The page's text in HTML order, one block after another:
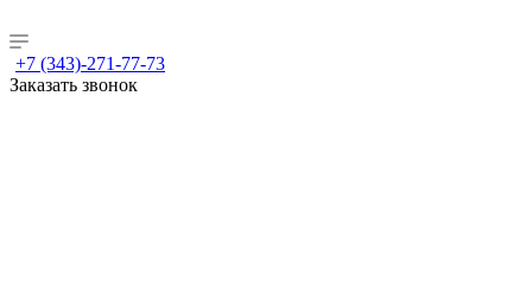
+7 (343)-271-77-73
Заказать звонок